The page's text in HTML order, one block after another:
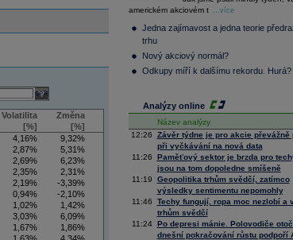
select
Volatilita
[%]
Změna
[%]
4,16%
9,32%
2,87%
5,31%
2,69%
6,23%
2,35%
2,31%
2,19%
-3,39%
0,94%
-2,10%
1,02%
1,42%
3,03%
6,09%
1,67%
1,86%
Composite
36 376,54 0,66
Tecdax
Performance
index
4 068,78
americkém akciovém t
...více
Jedna zajímavost a jedna teorie
trhu
Nový akciový normál?
Odkupy míří k dalšímu rekordu. Hurá?
Analýzy online
Název analýzy
12:26
Závěr týdne je pro akcie převážně
při vyčkávání na nová data
11:26
Paměťový sektor je brzda pro
jsou na tom dopoledne smíšeně
11:19
Geopolitika trhům svědčí, zatímco
výsledky sentimentu nepomohly
11:46
Techy fungují, ropa moc nezlobí a
trhům svědčí
11:24
Po depresi mánie. Polovodiče
dnešní pokračování růstu podpoří